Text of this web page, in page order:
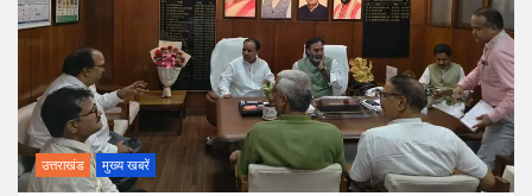
उत्तराखंड मुख्य खबरें